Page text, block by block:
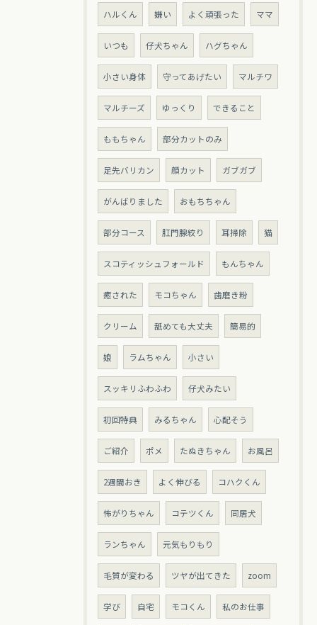
ハルくん 嫌い よく頑張った ママ
いつも 仔犬ちゃん ハグちゃん
小さい身体 守ってあげたい マルチワ
マルチーズ ゆっくり できること
ももちゃん 部分カットのみ
足先バリカン 顔カット ガブガブ
がんばりました おもちちゃん
部分コース 肛門腺絞り 耳掃除 猫
スコティッシュフォールド もんちゃん
癒された モコちゃん 歯磨き粉
クリーム 舐めても大丈夫 簡易的
娘 ラムちゃん 小さい
スッキリふわふわ 仔犬みたい
初回特典 みるちゃん 心配そう
ご紹介 ポメ たぬきちゃん お風呂
2週間おき よく伸びる コハクくん
怖がりちゃん コテツくん 同居犬
ランちゃん 元気もりもり
毛質が変わる ツヤが出てきた zoom
学び 自宅 モコくん 私のお仕事